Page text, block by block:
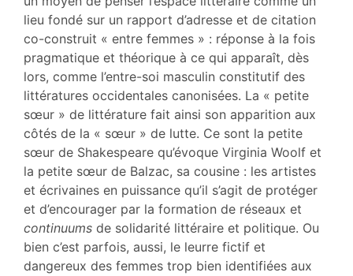
lieu fondé sur un rapport d’adresse et de citation
co-construit « entre femmes » : réponse à la fois
pragmatique et théorique à ce qui apparaît, dès
lors, comme l’entre-soi masculin constitutif des
littératures occidentales canonisées. La « petite
sœur » de littérature fait ainsi son apparition aux
côtés de la « sœur » de lutte. Ce sont la petite
sœur de Shakespeare qu’évoque Virginia Woolf et
la petite sœur de Balzac, sa cousine : les artistes
et écrivaines en puissance qu’il s’agit de protéger
et d’encourager par la formation de réseaux et
continuums de solidarité littéraire et politique. Ou
bien c’est parfois, aussi, le leurre fictif et
dangereux des femmes trop bien identifiées aux